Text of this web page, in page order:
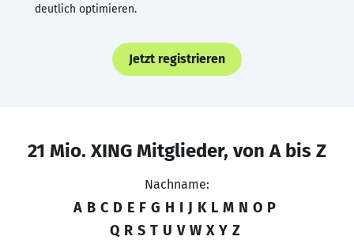
deutlich optimieren.
Jetzt registrieren
21 Mio. XING Mitglieder, von A bis Z
Nachname:
A B C D E F G H I J K L M N O P
Q R S T U V W X Y Z